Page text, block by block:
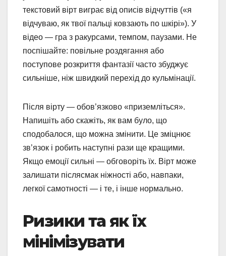
текстовий вірт виграє від описів відчуттів («я
відчуваю, як твої пальці ковзають по шкірі»). У
відео — гра з ракурсами, темпом, паузами. Не
поспішайте: повільне роздягання або
поступове розкриття фантазії часто збуджує
сильніше, ніж швидкий перехід до кульмінації.
Після вірту — обов’язково «приземліться».
Напишіть або скажіть, як вам було, що
сподобалося, що можна змінити. Це зміцнює
зв’язок і робить наступні рази ще кращими.
Якщо емоції сильні — обговоріть їх. Вірт може
залишати післясмак ніжності або, навпаки,
легкої самотності — і те, і інше нормально.
Ризики та як їх
мінімізувати